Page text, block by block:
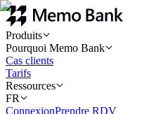
Produits
Pourquoi Memo Bank
Cas clients
Tarifs
Ressources
FR
ConnexionPrendre RDV